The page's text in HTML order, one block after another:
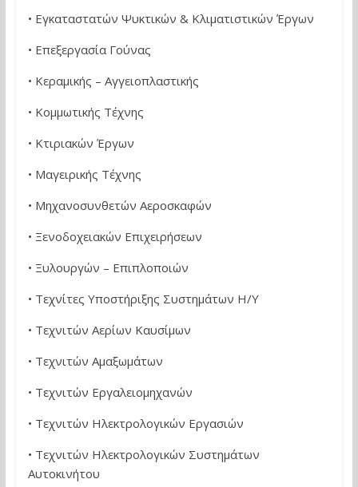
• Εγκαταστατών Ψυκτικών & Κλιματιστικών Έργων
• Επεξεργασία Γούνας
• Κεραμικής – Αγγειοπλαστικής
• Κομμωτικής Τέχνης
• Κτιριακών Έργων
• Μαγειρικής Τέχνης
• Μηχανοσυνθετών Αεροσκαφών
• Ξενοδοχειακών Επιχειρήσεων
• Ξυλουργών – Επιπλοποιών
• Τεχνίτες Υποστήριξης Συστημάτων Η/Υ
• Τεχνιτών Αερίων Καυσίμων
• Τεχνιτών Αμαξωμάτων
• Τεχνιτών Εργαλειομηχανών
• Τεχνιτών Ηλεκτρολογικών Εργασιών
• Τεχνιτών Ηλεκτρολογικών Συστημάτων
Αυτοκινήτου